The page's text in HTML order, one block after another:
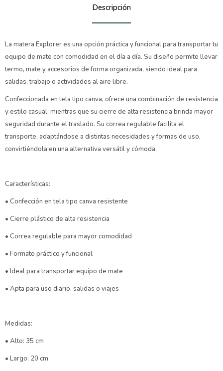
Descripción
La matera Explorer es una opción práctica y funcional para transportar tu
equipo de mate con comodidad en el día a día. Su diseño permite llevar
termo, mate y accesorios de forma organizada, siendo ideal para
salidas, trabajo o actividades al aire libre.
Confeccionada en tela tipo canva, ofrece una combinación de resistencia
y estilo casual, mientras que su cierre de alta resistencia brinda mayor
seguridad durante el traslado. Su correa regulable facilita el
transporte, adaptándose a distintas necesidades y formas de uso,
convirtiéndola en una alternativa versátil y cómoda.
Características:
• Confección en tela tipo canva resistente
• Cierre plástico de alta resistencia
• Correa regulable para mayor comodidad
• Formato práctico y funcional
• Ideal para transportar equipo de mate
• Apta para uso diario, salidas o viajes
Medidas:
• Alto: 35 cm
• Largo: 20 cm